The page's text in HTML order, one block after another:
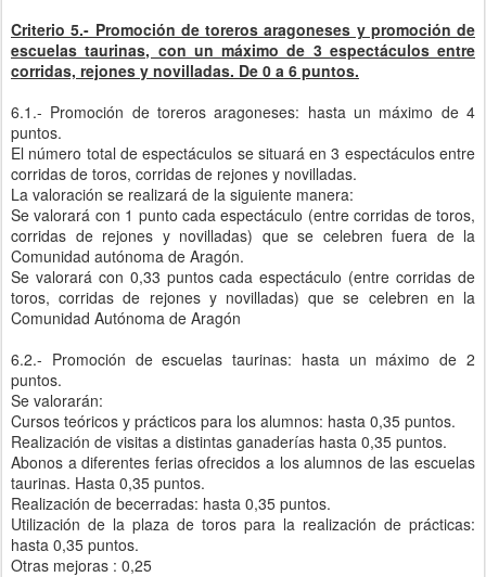
Criterio 5.- Promoción de toreros aragoneses y promoción de
escuelas taurinas, con un máximo de 3 espectáculos entre
corridas, rejones y novilladas. De 0 a 6 puntos.
6.1.- Promoción de toreros aragoneses: hasta un máximo de 4
puntos.
El número total de espectáculos se situará en 3 espectáculos entre
corridas de toros, corridas de rejones y novilladas.
La valoración se realizará de la siguiente manera:
Se valorará con 1 punto cada espectáculo (entre corridas de toros,
corridas de rejones y novilladas) que se celebren fuera de la
Comunidad autónoma de Aragón.
Se valorará con 0,33 puntos cada espectáculo (entre corridas de
toros, corridas de rejones y novilladas) que se celebren en la
Comunidad Autónoma de Aragón
6.2.- Promoción de escuelas taurinas: hasta un máximo de 2
puntos.
Se valorarán:
Cursos teóricos y prácticos para los alumnos: hasta 0,35 puntos.
Realización de visitas a distintas ganaderías hasta 0,35 puntos.
Abonos a diferentes ferias ofrecidos a los alumnos de las escuelas
taurinas. Hasta 0,35 puntos.
Realización de becerradas: hasta 0,35 puntos.
Utilización de la plaza de toros para la realización de prácticas:
hasta 0,35 puntos.
Otras mejoras : 0,25